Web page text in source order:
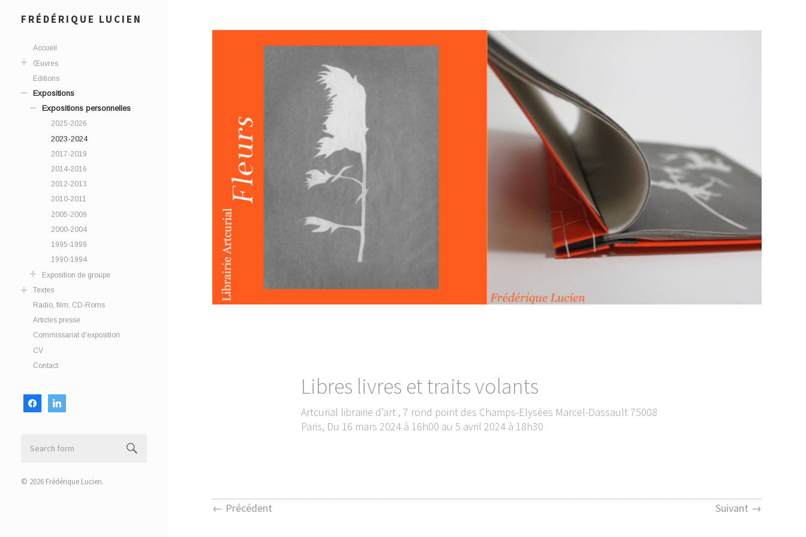
FRÉDÉRIQUE LUCIEN
Accueil
Œuvres
Editions
Expositions
Expositions personnelles
2025-2026
2023-2024
2017-2019
2014-2016
2012-2013
2010-2011
2005-2009
2000-2004
1995-1999
1990-1994
Exposition de groupe
Textes
Radio, film, CD-Roms
Articles presse
Commissariat d'exposition
CV
Contact
facebooklinkedin
© 2026 Frédérique Lucien.
Libres livres et traits volants
Artcurial librairie d’art , 7 rond point des Champs-Elysées Marcel-Dassault 75008
Paris, Du 16 mars 2024 à 16h00 au 5 avril 2024 à 18h30
← Précédent Suivant →